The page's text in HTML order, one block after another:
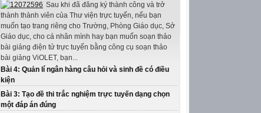
Sau khi đã đăng ký thành công và trở
thành thành viên của Thư viện trực tuyến, nếu bạn
muốn tạo trang riêng cho Trường, Phòng Giáo dục, Sở
Giáo dục, cho cá nhân mình hay bạn muốn soạn thảo
bài giảng điện tử trực tuyến bằng công cụ soạn thảo
bài giảng ViOLET, bạn...
Bài 4: Quản lí ngân hàng câu hỏi và sinh đề có điều
kiện
Bài 3: Tạo đề thi trắc nghiệm trực tuyến dạng chọn
một đáp án đúng